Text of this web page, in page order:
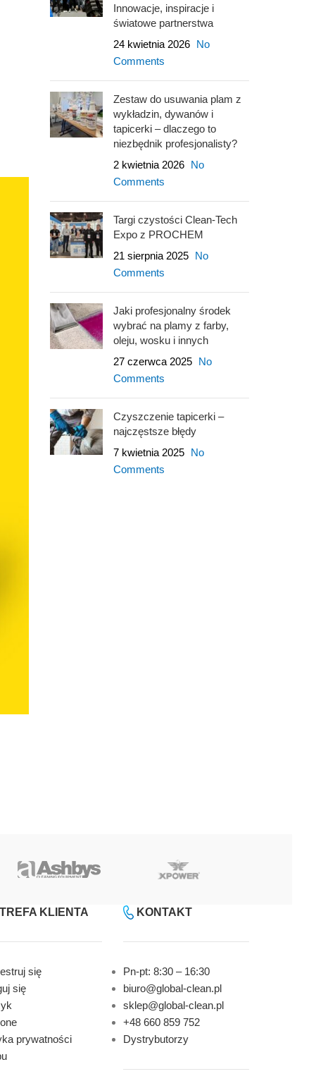
Innowacje, inspiracje i
światowe partnerstwa
24 kwietnia 2026 No
Comments
Zestaw do usuwania plam z
wykładzin, dywanów i
tapicerki – dlaczego to
niezbędnik profesjonalisty?
2 kwietnia 2026 No
Comments
Targi czystości Clean-Tech
Expo z PROCHEM
21 sierpnia 2025 No
Comments
Jaki profesjonalny środek
wybrać na plamy z farby,
oleju, wosku i innych
27 czerwca 2025 No
Comments
Czyszczenie tapicerki –
najczęstsze błędy
7 kwietnia 2025 No
Comments
KLIENTA
się
się
prywatności
KONTAKT
Pn-pt: 8:30 – 16:30
biuro@global-clean.pl
sklep@global-clean.pl
+48 660 859 752
Dystrybutorzy